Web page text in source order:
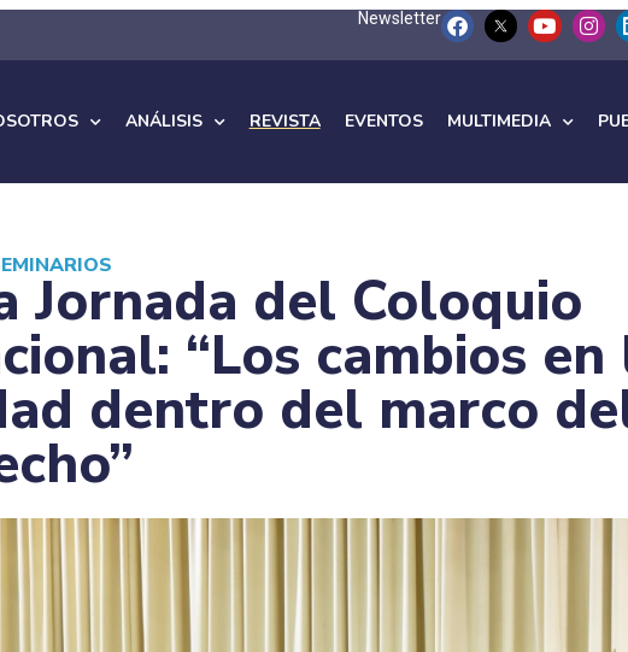
Newsletter
ANÁLISIS REVISTA EVENTOS MULTIMEDIA
Jornada del Coloquio
“Los cambios en
dentro del marco